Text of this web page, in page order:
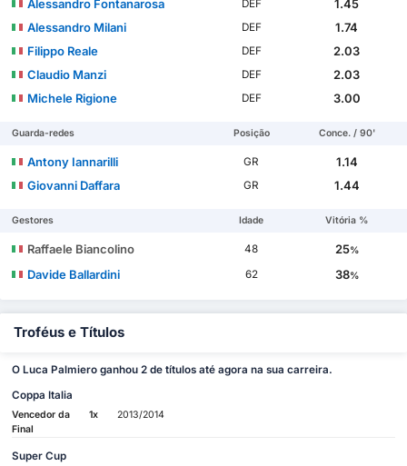
Alessandro Fontanarosa
DEF
1.45
Alessandro Milani
DEF
1.74
Filippo Reale
DEF
2.03
Claudio Manzi
DEF
2.03
Michele Rigione
DEF 3.00
Guarda-redes Posição Conce. / 90'
Antony Iannarilli GR
1.14
Giovanni Daffara
GR 1.44
Gestores Idade Vitória %
Raffaele Biancolino 48 25%
Davide Ballardini 62 38%
Troféus e Títulos
O Luca Palmiero ganhou 2 de títulos até agora na sua carreira.
Coppa Italia
Vencedor da
Final
1x 2013/2014
Super Cup